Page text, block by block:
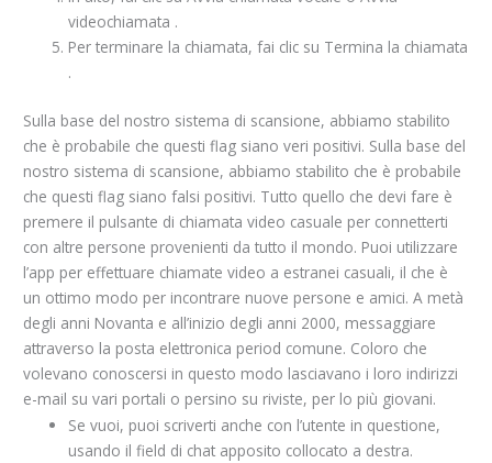
videochiamata .
Per terminare la chiamata, fai clic su Termina la chiamata
.
Sulla base del nostro sistema di scansione, abbiamo stabilito
che è probabile che questi flag siano veri positivi. Sulla base del
nostro sistema di scansione, abbiamo stabilito che è probabile
che questi flag siano falsi positivi. Tutto quello che devi fare è
premere il pulsante di chiamata video casuale per connetterti
con altre persone provenienti da tutto il mondo. Puoi utilizzare
l’app per effettuare chiamate video a estranei casuali, il che è
un ottimo modo per incontrare nuove persone e amici. A metà
degli anni Novanta e all’inizio degli anni 2000, messaggiare
attraverso la posta elettronica period comune. Coloro che
volevano conoscersi in questo modo lasciavano i loro indirizzi
e-mail su vari portali o persino su riviste, per lo più giovani.
Se vuoi, puoi scriverti anche con l’utente in questione,
usando il field di chat apposito collocato a destra.